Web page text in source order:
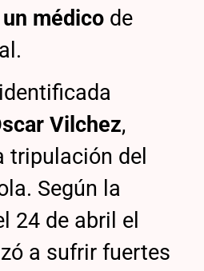
médico de
Vilchez,
tripulación del
Según la
24 de abril el
a sufrir fuertes